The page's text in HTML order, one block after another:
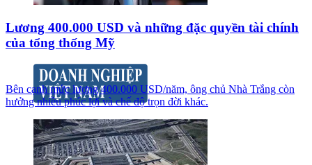
Lương 400.000 USD và những đặc quyền tài chính
của tổng thống Mỹ
Bên cạnh mức lương 400.000 USD/năm, ông chủ Nhà Trắng còn
hưởng nhiều phúc lợi và chế độ trọn đời khác.